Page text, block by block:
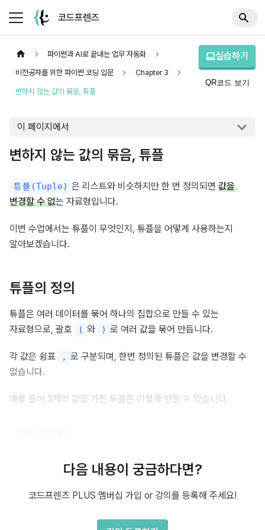
코드프렌즈
파이썬과 AI로 끝내는 업무 자동화
비전공자를 위한 파이썬 코딩 입문 Chapter 3
변하지 않는 값의 묶음, 튜플
실습하기
QR코드 보기
이 페이지에서
변하지 않는 값의 묶음, 튜플
튜플(Tuple) 은 리스트와 비슷하지만 한 번 정의되면 값을
변경할 수 없는 자료형입니다.
이번 수업에서는 튜플이 무엇인지, 튜플을 어떻게 사용하는지
알아보겠습니다.
튜플의 정의
튜플은 여러 데이터를 묶어 하나의 집합으로 만들 수 있는
자료형으로, 괄호
( 와 ) 로 여러 값을 묶어 만듭니다.
각 값은 쉼표 , 로 구분되며, 한번 정의된 튜플은 값을 변경할 수
없습니다.
예를 들어 3개의 값을 가진 튜플은 이렇게 만들 수 있습니다.
my_tuple = ( 1 , 2, 3 )
# (1, 2, 3) 출력
다음 내용이 궁금하다면?
코드프렌즈 PLUS 멤버십 가입 or 강의를 등록해 주세요!